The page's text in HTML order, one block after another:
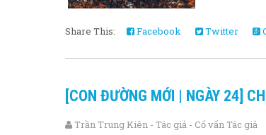
Share This: Facebook Twitter
[CON ĐƯỜNG MỚI | NGÀY 24]
Trần Trung Kiên - Tác giả - Cố vấn Tác giả